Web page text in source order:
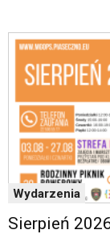
Wydarzenia
Sierpień